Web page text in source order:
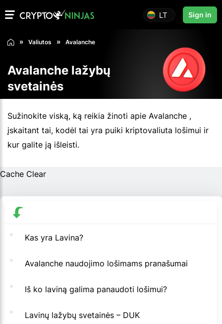
LT Sign in
Valiutos Avalanche
Avalanche lažybų
svetainės
Sužinokite viską, ką reikia žinoti apie Avalanche ,
įskaitant tai, kodėl tai yra puiki kriptovaliuta lošimui ir
kur galite ją išleisti.
Cache Clear
Kas yra Lavina?
Avalanche naudojimo lošimams pranašumai
Iš ko laviną galima panaudoti lošimui?
Lavinų lažybų svetainės – DUK